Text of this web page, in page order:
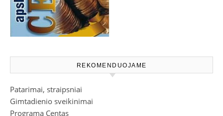
REKOMENDUOJAME
Patarimai, straipsniai
Gimtadienio sveikinimai
Programa Centas